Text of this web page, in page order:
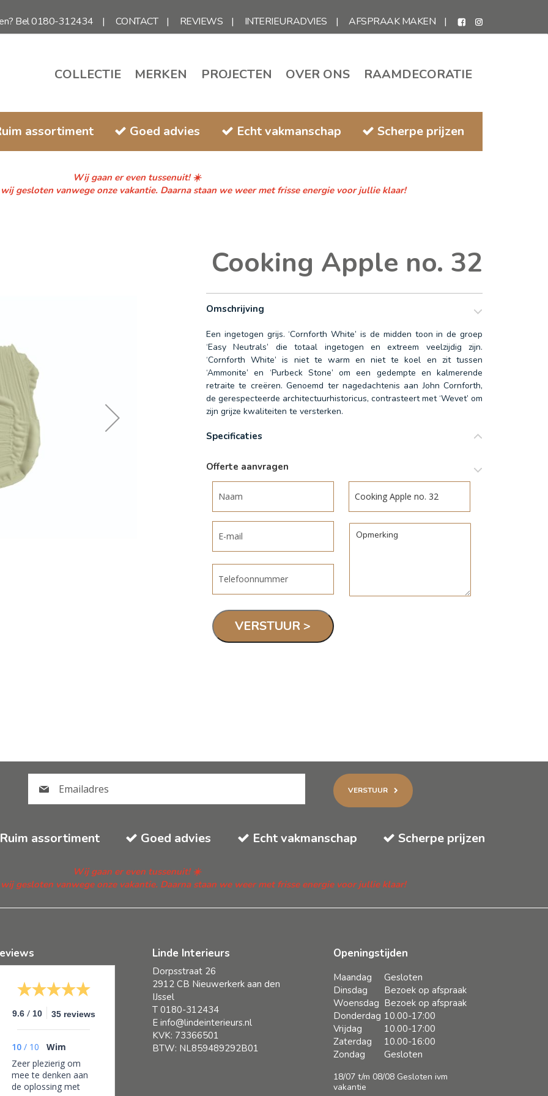
Bel 0180-312434 CONTACT REVIEWS INTERIEURADVIES AFSPRAAK MAKEN
COLLECTIE MERKEN PROJECTEN OVER ONS RAAMDECORATIE
assortiment Goed advies Echt vakmanschap Scherpe prijzen
Wij gaan er even tussenuit! ☀️
gesloten vanwege onze vakantie. Daarna staan we weer met frisse energie voor jullie klaar!
Cooking Apple no. 32
Omschrijving
Een ingetogen grijs. ‘Cornforth White’ is de midden toon in de groep
‘Easy Neutrals’ die totaal ingetogen en extreem veelzijdig zijn.
‘Cornforth White’ is niet te warm en niet te koel en zit tussen
‘Ammonite’ en ‘Purbeck Stone’ om een gedempte en kalmerende
retraite te creëren. Genoemd ter nagedachtenis aan John Cornforth,
de gerespecteerde architectuurhistoricus, contrasteert met ‘Wevet’ om
zijn grijze kwaliteiten te versterken.
Specificaties
informatie
Offerte aanvragen
VERSTUUR
Ruim assortiment Goed advies Echt vakmanschap Scherpe prijzen
Wij gaan er even tussenuit! ☀️
gesloten vanwege onze vakantie. Daarna staan we weer met frisse energie voor jullie klaar!
9.6 / 10 35 reviews
10 / 10
Wim
Zeer plezierig om
mee te denken aan
de oplossing met
Linde Interieurs
Dorpsstraat 26
2912 CB Nieuwerkerk aan den
IJssel
T 0180-312434
E info@lindeinterieurs.nl
KVK: 73366501
BTW: NL859489292B01
Openingstijden
Maandag
Gesloten
Dinsdag
Bezoek op afspraak
Woensdag Bezoek op afspraak
Donderdag 10.00-17:00
Vrijdag
10.00-17:00
Zaterdag
10.00-16:00
Zondag
Gesloten
18/07 t/m 08/08 Gesloten ivm
vakantie